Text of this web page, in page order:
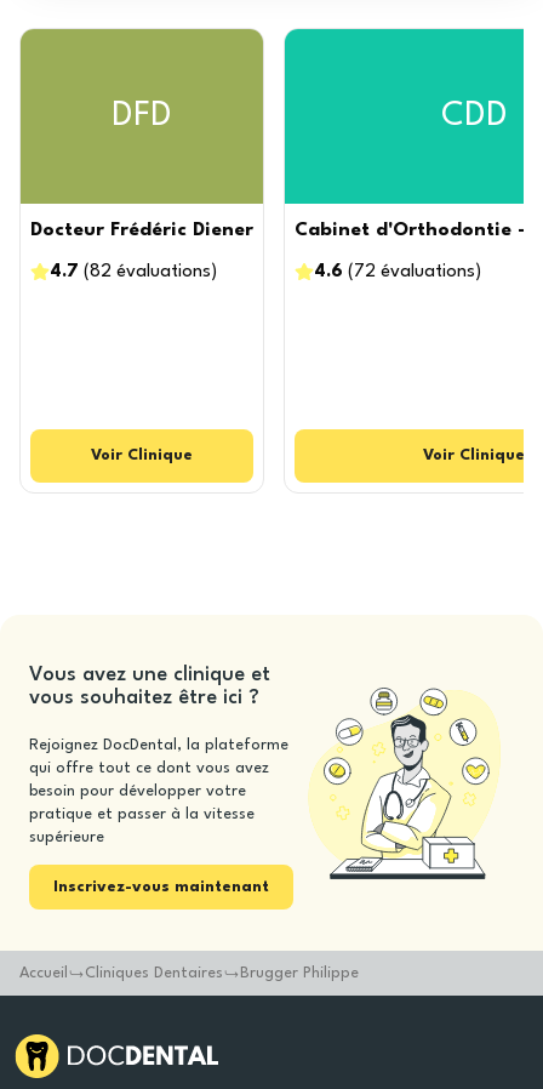
DFD
Docteur Frédéric Diener
4.7 (82 évaluations )
Voir Clinique
CDD
Cabinet d'Orthodontie -
4.6 ( 72 évaluations )
Voir Clinique
Vous avez une clinique et
vous souhaitez être ici ?
Rejoignez DocDental, la plateforme
qui offre tout ce dont vous avez
besoin pour développer votre
pratique et passer à la vitesse
supérieure
Inscrivez-vous maintenant
Accueil Cliniques Dentaires Brugger Philippe